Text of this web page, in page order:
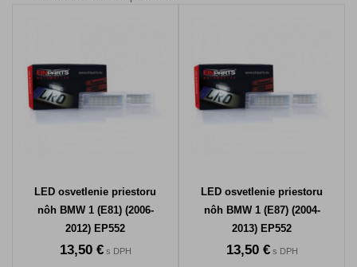
LED osvetlenie priestoru
nôh BMW 1 (E81) (2006-
2012) EP552
13,50 €s DPH
LED osvetlenie priestoru
nôh BMW 1 (E87) (2004-
2013) EP552
13,50 €s DPH